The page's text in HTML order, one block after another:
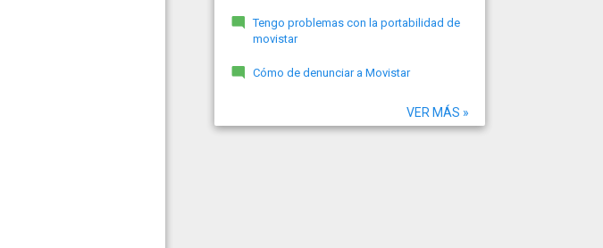
Tengo problemas con la portabilidad de
movistar
Cómo de denunciar a Movistar
VER MÁS »